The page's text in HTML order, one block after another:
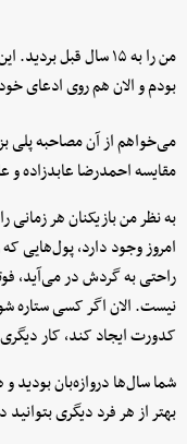
من را به ۱۵ سال
بودم و الان هم روی ادعای
می‌خواهم از آن مصاحبه پلی
مقایسه احمدرضا عابدزاده و
به نظر من بازیکنان هر زمانی
امروز وجود دارد، پول‌هایی
راحتی به گردش در می‌آید،
نیست. الان اگر کسی ستاره
کدورت ایجاد کند، کار
شما سال‌ها دروازه‌بان بودید
بهتر از هر فرد دیگری